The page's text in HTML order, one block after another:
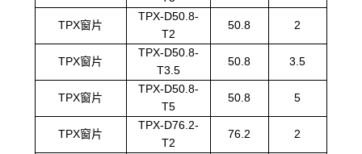
TPX窗片
TPX-D50.8-
T2
50.8 2
TPX窗片
TPX-D50.8-
T3.5
50.8 3.5
TPX窗片
TPX-D50.8-
T5
50.8 5
TPX窗片
TPX-D76.2-
T2
76.2 2